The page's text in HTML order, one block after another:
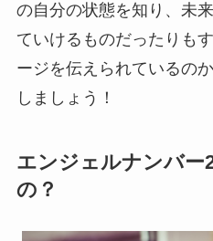
の自分の状態を知り、未
ていけるものだったりも
ージを伝えられているの
しましょう！
エンジェルナンバー
の？